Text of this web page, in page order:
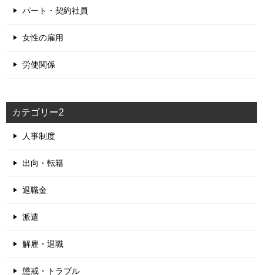
パート・契約社員
女性の雇用
労使関係
カテゴリー2
人事制度
出向・転籍
退職金
派遣
解雇・退職
懲戒・トラブル